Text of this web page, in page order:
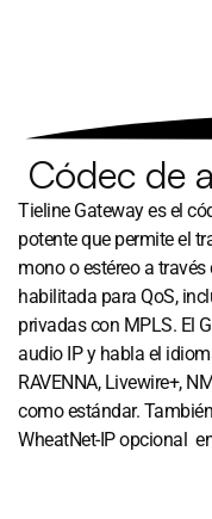
Códec de
Tieline Gateway es el
potente que permite el
mono o estéreo a
habilitada para QoS,
privadas con MPLS. El
audio IP y habla el
RAVENNA, Livewire+,
como estándar.
WheatNet-IP opcional